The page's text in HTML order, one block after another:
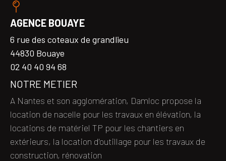
AGENCE BOUAYE
6 rue des coteaux de grandlieu
44830 Bouaye
02 40 40 94 68
NOTRE METIER
A Nantes et son agglomération, Damloc propose la
location de nacelle pour les travaux en élévation, la
locations de matériel TP pour les chantiers en
extérieurs, la location d'outillage pour les travaux de
construction, rénovation